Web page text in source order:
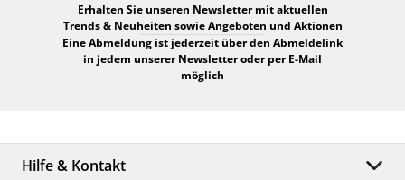
Erhalten Sie unseren Newsletter mit aktuellen
Trends & Neuheiten sowie Angeboten und Aktionen
Eine Abmeldung ist jederzeit über den Abmeldelink
in jedem unserer Newsletter oder per E-Mail
möglich
Hilfe & Kontakt